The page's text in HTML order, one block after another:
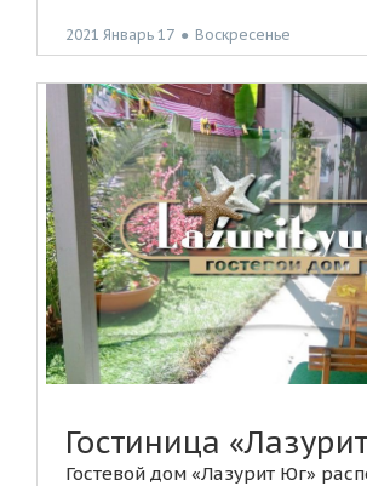
2021 Январь 17 ● Воскресенье
Гостиница
Гостевой дом «Лазурит Юг»